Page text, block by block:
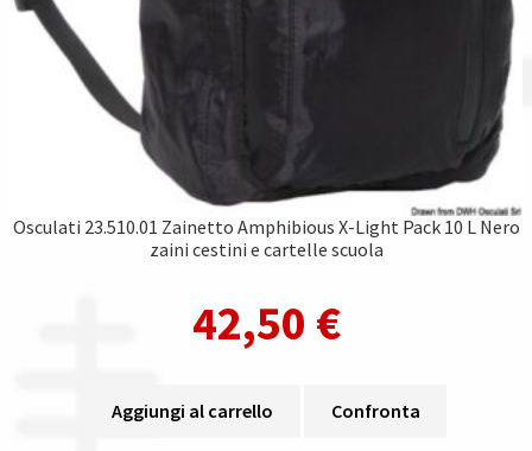
Osculati 23.510.01 Zainetto Amphibious X-Light Pack 10 L Nero
zaini cestini e cartelle scuola
42,50 €
Aggiungi al carrello Confronta